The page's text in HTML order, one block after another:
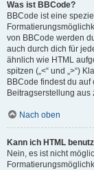
Was ist BBCode?
BBCode ist eine
von BBCode werden
auch durch dich für
ähnlich wie HTML
spitzen („<“ und „>“)
BBCode findest du
Beitragserstellung aus
Nach oben
Kann ich HTML
Nein, es ist nicht